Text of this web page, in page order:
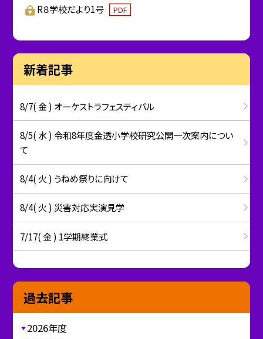
R８学校だより1号 PDF
新着記事
8/7( 金 ) オーケストラフェスティバル
8/5( 水 ) 令和8年度金透小学校研究公開一次案内につい
て
8/4( 火 ) うねめ祭りに向けて
8/4( 火 ) 災害対応実演見学
7/17( 金 ) 1学期終業式
過去記事
2026年度